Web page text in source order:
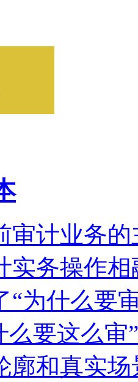
审计业务
实务操作
为什么要
么要这么
廓和真实